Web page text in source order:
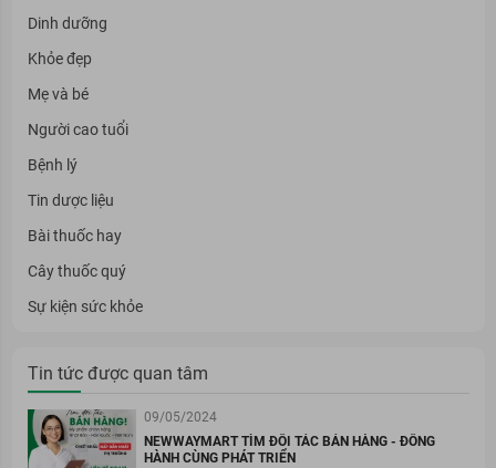
Dinh dưỡng
Khỏe đẹp
Mẹ và bé
Người cao tuổi
Bệnh lý
Tin dược liệu
Bài thuốc hay
Cây thuốc quý
Sự kiện sức khỏe
Tin tức được quan tâm
09/05/2024
NEWWAYMART TÌM ĐỐI TÁC BÁN HÀNG - ĐỒNG
HÀNH CÙNG PHÁT TRIỂN